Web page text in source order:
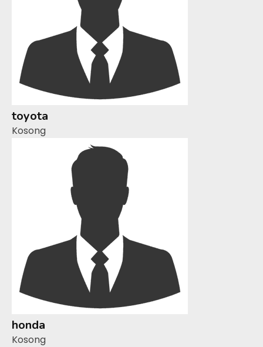
toyota
Kosong
honda
Kosong